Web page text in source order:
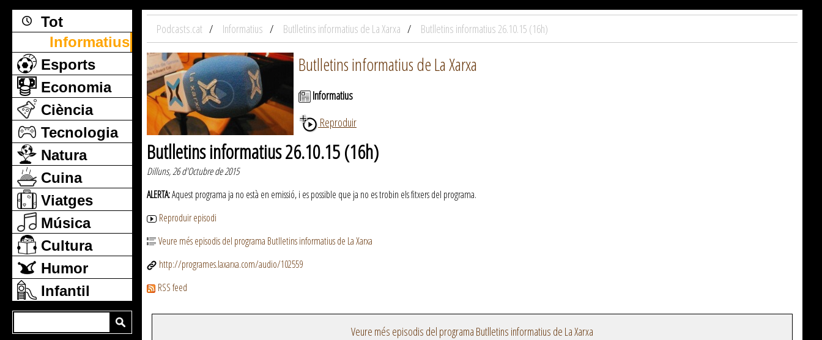
Tot
Informatius
Esports
Economia
Ciència
Tecnologia
Natura
Cuina
Viatges
Música
Cultura
Humor
Infantil
Podcasts.cat Informatius Butlletins informatius de La Xarxa Butlletins informatius 26.10.15 (16h)
Butlletins informatius de La Xarxa
Informatius
Reproduir
Butlletins informatius 26.10.15 (16h)
Dilluns, 26 d'Octubre de 2015
ALERTA:Aquest programa ja no està en emissió, i es possible que ja no es trobin els fitxers del programa.
Reproduir episodi
Veure més episodis del programa Butlletins informatius de La Xarxa
http://programes.laxarxa.com/audio/102559
RSS feed
Veure més episodis del programa Butlletins informatius de La Xarxa